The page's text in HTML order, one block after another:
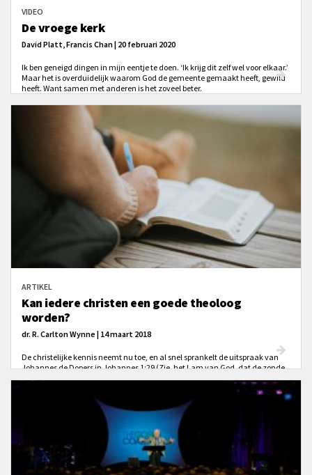
VIDEO
De vroege kerk
David Platt, Francis Chan | 20 februari 2020
Ik ben geneigd dingen in mijn eentje te doen. ‘Ik krijg dit zelf wel voor elkaar.’
Maar het is overduidelijk waarom God de gemeente gemaakt heeft, gewild
heeft. Want samen met anderen is het zoveel beter.
ARTIKEL
Kan iedere christen een goede theoloog
worden?
dr. R. Carlton Wynne | 14 maart 2018
De christelijke kennis neemt nu toe, en al snel sprankelt de uitspraak van
Johannes de Dopers in Johannes 1:29 (Zie, het Lam van God, dat de zonde
der wereld wegneemt) met hernieuwde heerlijkheid van de pagina.